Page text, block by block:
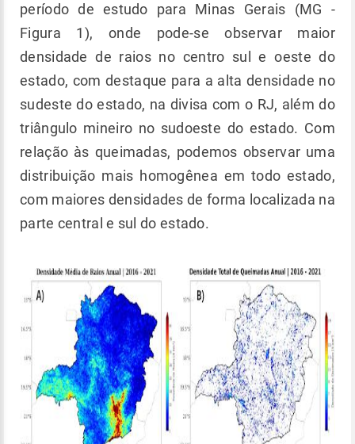
período de estudo para Minas Gerais (MG -
Figura 1), onde pode-se observar maior
densidade de raios no centro sul e oeste do
estado, com destaque para a alta densidade no
sudeste do estado, na divisa com o RJ, além do
triângulo mineiro no sudoeste do estado. Com
relação às queimadas, podemos observar uma
distribuição mais homogênea em todo estado,
com maiores densidades de forma localizada na
parte central e sul do estado.